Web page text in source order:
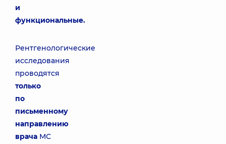
и
функциональные.
Рентгенологические
исследования
проводятся
только
по
письменному
направлению
врача МС